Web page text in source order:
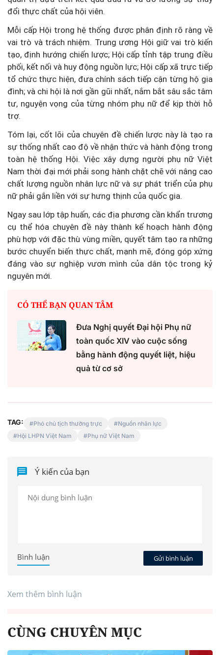
đổi thực chất của hội viên.
Mỗi cấp Hội trong hệ thống được phân định rõ ràng về
vai trò và trách nhiệm. Trung ương Hội giữ vai trò kiến
tạo, định hướng chiến lược; Hội cấp tỉnh tập trung điều
phối, kết nối và huy động nguồn lực; Hội cấp xã trực tiếp
tổ chức thực hiện, đưa chính sách tiếp cận từng hộ gia
đình; và chi hội là nơi gần gũi nhất, nắm bắt sâu sắc tâm
tư, nguyện vọng của từng nhóm phụ nữ để kịp thời hỗ
trợ.
Tóm lại, cốt lõi của chuyên đề chiến lược này là tạo ra
sự thống nhất cao độ về nhận thức và hành động trong
toàn hệ thống Hội. Việc xây dựng người phụ nữ Việt
Nam thời đại mới phải song hành chặt chẽ với nâng cao
chất lượng nguồn nhân lực nữ và sự phát triển của phụ
nữ phải gắn liền với sự hưng thịnh của quốc gia.
Ngay sau lớp tập huấn, các địa phương cần khẩn trương
cụ thể hóa chuyên đề này thành kế hoạch hành động
phù hợp với đặc thù vùng miền, quyết tâm tạo ra những
bước chuyển biến thực chất, mạnh mẽ, đóng góp xứng
đáng vào sự nghiệp vươn mình của dân tộc trong kỷ
nguyên mới.
CÓ THỂ BẠN QUAN TÂM
Đưa Nghị quyết Đại hội Phụ nữ
toàn quốc XIV vào cuộc sống
bằng hành động quyết liệt, hiệu
quả từ cơ sở
TAG: Phó chủ tịch thường trực
Nguồn nhân lực
Hội LHPN Việt Nam
Phụ nữ Việt Nam
Ý kiến của bạn
Gửi bình luận
Bình luận
Xem thêm bình luận
CÙNG CHUYÊN MỤC